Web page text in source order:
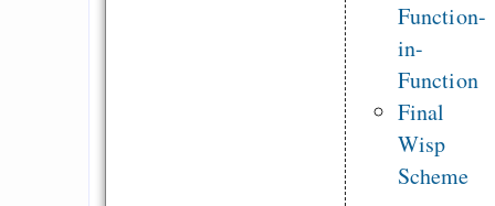
Function-
in-
Function
Final
Wisp
Scheme
Free Software
Elegant
argument